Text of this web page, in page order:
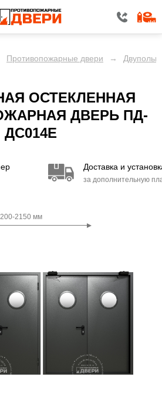
Противопожарные двери →
ОСТЕКЛЕННАЯ
ДВЕРЬ ПД-
ДC014E
Доставка и
за дополнительную
2150 мм